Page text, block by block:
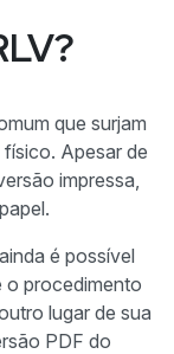
que surjam
Apesar de
impressa,
é possível
o procedimento
lugar de sua
PDF do